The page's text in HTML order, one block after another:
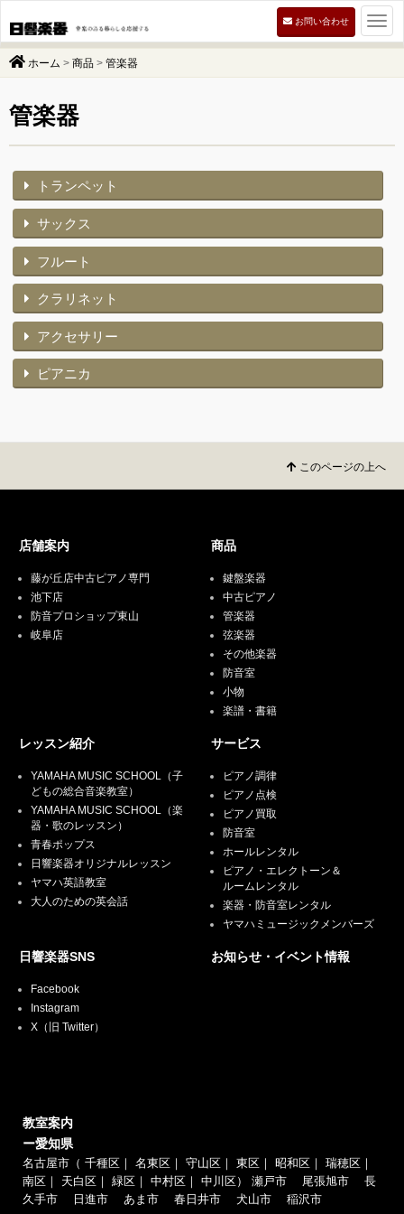
お問い合わせ
ホーム > 商品 > 管楽器
管楽器
トランペット
サックス
フルート
クラリネット
アクセサリー
ピアニカ
このページの上へ
店舗案内
藤が丘店中古ピアノ専門
池下店
防音プロショップ東山
岐阜店
商品
鍵盤楽器
中古ピアノ
管楽器
弦楽器
その他楽器
防音室
小物
楽譜・書籍
レッスン紹介
YAMAHA MUSIC SCHOOL（子
どもの総合音楽教室）
YAMAHA MUSIC SCHOOL（楽
器・歌のレッスン）
青春ポップス
日響楽器オリジナルレッスン
ヤマハ英語教室
大人のための英会話
サービス
ピアノ調律
ピアノ点検
ピアノ買取
防音室
ホールレンタル
ピアノ・エレクトーン＆
ルームレンタル
楽器・防音室レンタル
ヤマハミュージックメンバーズ
日響楽器SNS
Facebook
Instagram
X（旧 Twitter）
お知らせ・イベント情報
教室案内
ー愛知県
名古屋市（ 千種区 ｜ 名東区 ｜ 守山区 ｜ 東区 ｜ 昭和区 ｜ 瑞穂区 ｜
南区 ｜ 天白区 ｜ 緑区 ｜ 中村区 ｜ 中川区） 瀬戸市 尾張旭市
長
久手市
日進市 あま市 春日井市 犬山市 稲沢市